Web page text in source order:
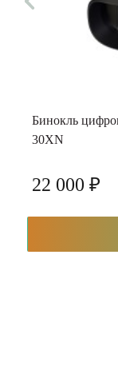
Бинокль
30XN
22 000 ₽